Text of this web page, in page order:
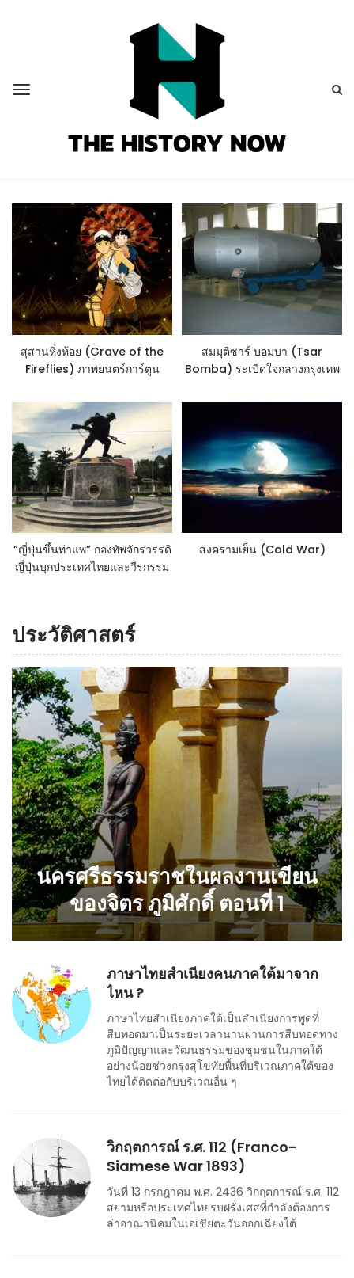
สุสานหิ่งห้อย (Grave of the
Fireflies) ภาพยนตร์การ์ตูน
สงครามโลกครั้งที่ 2
สมมุติซาร์ บอมบา (Tsar
Bomba) ระเบิดใจกลางกรุงเทพ
“ญี่ปุ่นขึ้นท่าแพ” กองทัพจักรวรรดิ
ญี่ปุ่นบุกประเทศไทยและวีรกรรม
สงครามเย็น (Cold War)
ประวัติศาสตร์
นครศรีธรรมราชในผลงานเขียน
ของจิตร ภูมิศักดิ์ ตอนที่ 1
ภาษาไทยสำเนียงคนภาคใต้มาจาก
ไหน ?
ภาษาไทยสำเนียงภาคใต้เป็นสำเนียงการพูดที่
สืบทอดมาเป็นระยะเวลานานผ่านการสืบทอดทาง
ภูมิปัญญาและวัฒนธรรมของชุมชนในภาคใต้
อย่างน้อยช่วงกรุงสุโขทัยพื้นที่บริเวณภาคใต้ของ
ไทยได้ติดต่อกับบริเวณอื่น ๆ
วิกฤตการณ์ ร.ศ. 112 (Franco-
Siamese War 1893)
วันที่ 13 กรกฎาคม พ.ศ. 2436 วิกฤตการณ์ ร.ศ. 112
สยามหรือประเทศไทยรบฝรั่งเศสที่กำลังต้องการ
ล่าอาณานิคมในเอเชียตะวันออกเฉียงใต้